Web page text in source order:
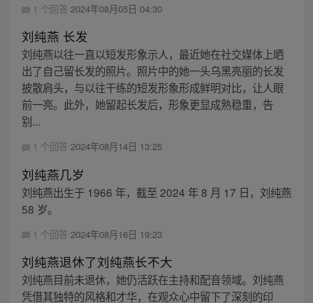
1 个回答 2024年08月05日 04:30
刘纯燕 长发
刘纯燕以往一直以短发形象示人，最近她在社交媒体上晒
出了自己留长发的照片。照片中的她一头乌黑亮丽的长发
披散肩头，与以往干练的短发形象形成鲜明对比，让人眼
前一亮。此外，她留起长发后，形象更显成熟稳重，告
别...
1 个回答 2024年08月14日 13:25
刘纯燕几岁
刘纯燕出生于 1966 年，截至 2024 年 8 月 17 日，刘纯燕
58 岁。
1 个回答 2024年08月16日 19:23
刘纯燕退休了刘纯燕长不大
刘纯燕目前未退休，她仍活跃在主持和配音领域。刘纯燕
凭借其独特的风格和才华，在观众心中留下了深刻的印